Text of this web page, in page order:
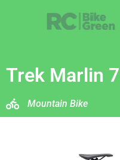
Trek Marlin 7
Mountain Bike